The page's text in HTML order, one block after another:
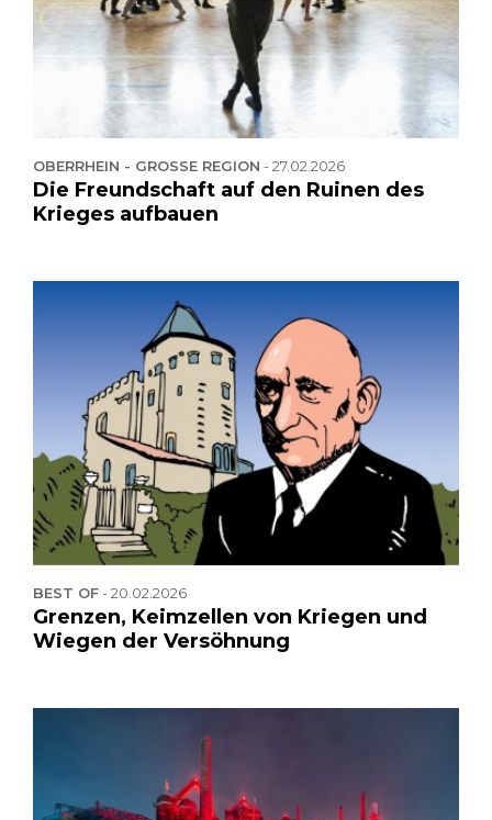
OBERRHEIN - GROSSE REGION -27.02.2026
Die Freundschaft auf den Ruinen des
Krieges aufbauen
BEST OF-20.02.2026
Grenzen, Keimzellen von Kriegen und
Wiegen der Versöhnung